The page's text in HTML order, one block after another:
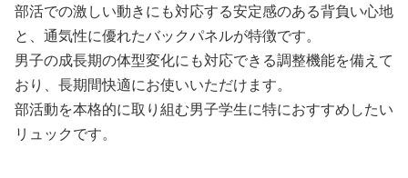
部活での激しい動きにも対応する安定感のある背負い心地
と、通気性に優れたバックパネルが特徴です。
男子の成長期の体型変化にも対応できる調整機能を備えて
おり、長期間快適にお使いいただけます。
部活動を本格的に取り組む男子学生に特におすすめしたい
リュックです。